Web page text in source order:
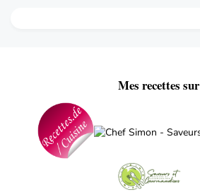
Mes recettes sur